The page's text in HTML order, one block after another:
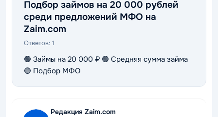
Подбор займов на 20 000 рублей
среди предложений МФО на
Zaim.com
Ответов: 1
🟢 Займы на 20 000 ₽ 🟢 Средняя сумма займа
🟢 Подбор МФО
Редакция Zaim.com